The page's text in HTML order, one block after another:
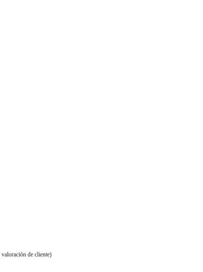
valoración de cliente)